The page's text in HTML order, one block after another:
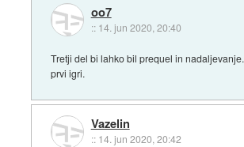
oo7
:: 14. jun 2020, 20:40
Tretji del bi lahko bil prequel in
prvi igri.
Vazelin
:: 14. jun 2020, 20:42